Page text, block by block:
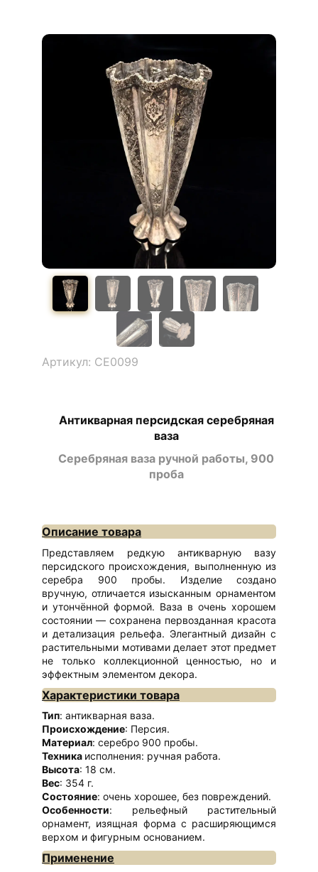
Антикварная персидская серебряная
ваза
Серебряная ваза ручной работы, 900
проба
Описание товара
Представляем редкую антикварную вазу
персидского происхождения, выполненную из
серебра 900 пробы. Изделие создано
вручную, отличается изысканным орнаментом
и утончённой формой. Ваза в очень хорошем
состоянии — сохранена первозданная красота
и детализация рельефа. Элегантный дизайн с
растительными мотивами делает этот предмет
не только коллекционной ценностью, но и
эффектным элементом декора.
Характеристики товара
Тип: антикварная ваза.
Происхождение: Персия.
Материал: серебро 900 пробы.
Техника исполнения: ручная работа.
Высота: 18 см.
Вес: 354 г.
Состояние: очень хорошее, без повреждений.
Особенности: рельефный растительный
орнамент, изящная форма с расширяющимся
верхом и фигурным основанием.
Применение
Артикул: СЕ0099